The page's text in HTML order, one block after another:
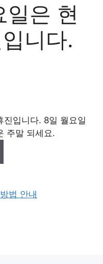
은 현
니다.
입니다. 8일 월요일
주말 되세요.
법 안내